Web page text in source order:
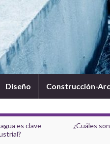
Diseño Construcción-
es clave
¿Cuáles